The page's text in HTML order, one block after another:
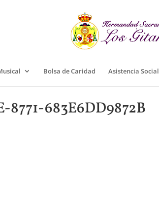
Bolsa de Caridad Asistencia Social
8771-683E6DD9872B